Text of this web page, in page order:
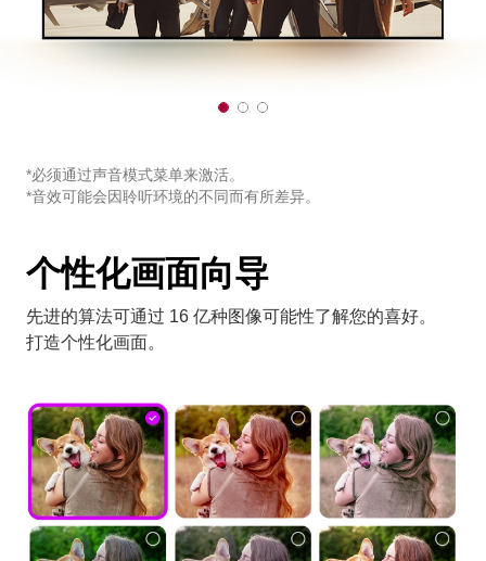
1
3
2 3
*必须通过声音模式菜单来激活。
*音效可能会因聆听环境的不同而有所差异。
个性化画面向导
先进的算法可通过 16 亿种图像可能性了解您的喜好。
打造个性化画面。
转